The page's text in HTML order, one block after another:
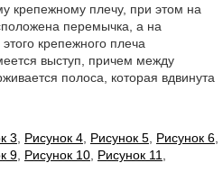
крепежному плечу, при этом на
перемычка, а на
крепежного плеча
выступ, причем между
полоса, которая вдвинута
3 Рисунок 4, Рисунок 5, Рисунок 6,
9, Рисунок 10, Рисунок 11